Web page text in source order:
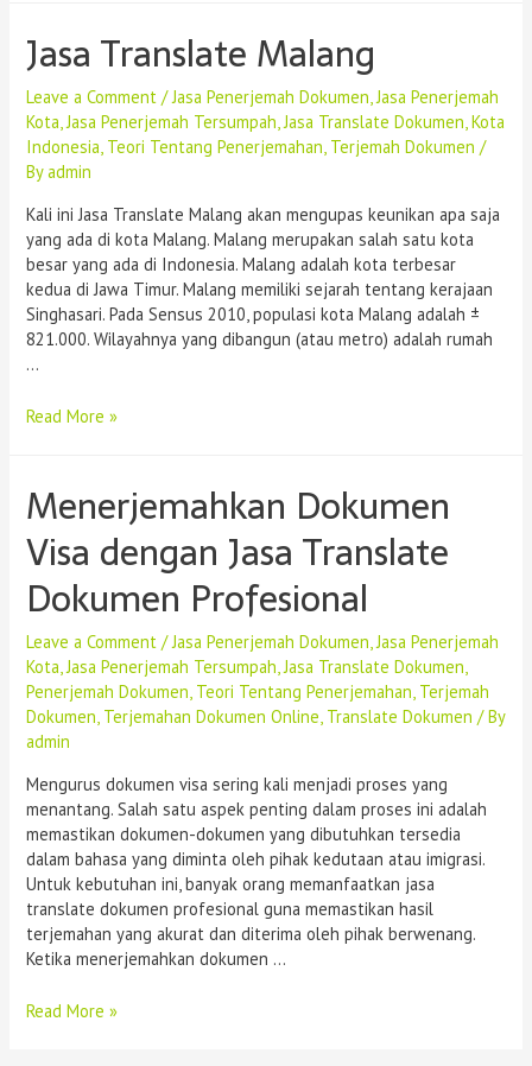
Jasa Translate Malang
Leave a Comment /Jasa Penerjemah Dokumen,Jasa Penerjemah
Kota,Jasa Penerjemah Tersumpah,Jasa Translate Dokumen,Kota
Indonesia, Teori Tentang Penerjemahan, Terjemah Dokumen /
Byadmin
Kali ini Jasa Translate Malang akan mengupas keunikan apa saja
yang ada di kota Malang. Malang merupakan salah satu kota
besar yang ada di Indonesia. Malang adalah kota terbesar
kedua di Jawa Timur. Malang memiliki sejarah tentang kerajaan
Singhasari. Pada Sensus 2010, populasi kota Malang adalah ±
821.000. Wilayahnya yang dibangun (atau metro) adalah rumah
…
Read More »
Menerjemahkan Dokumen
Visa dengan Jasa Translate
Dokumen Profesional
Leave a Comment /Jasa Penerjemah Dokumen,Jasa Penerjemah
Kota,Jasa Penerjemah Tersumpah,Jasa Translate Dokumen,
Penerjemah Dokumen, Teori Tentang Penerjemahan, Terjemah
Dokumen, Terjemahan Dokumen Online, Translate Dokumen / By
admin
Mengurus dokumen visa sering kali menjadi proses yang
menantang. Salah satu aspek penting dalam proses ini adalah
memastikan dokumen-dokumen yang dibutuhkan tersedia
dalam bahasa yang diminta oleh pihak kedutaan atau imigrasi.
Untuk kebutuhan ini, banyak orang memanfaatkan jasa
translate dokumen profesional guna memastikan hasil
terjemahan yang akurat dan diterima oleh pihak berwenang.
Ketika menerjemahkan dokumen …
Read More »